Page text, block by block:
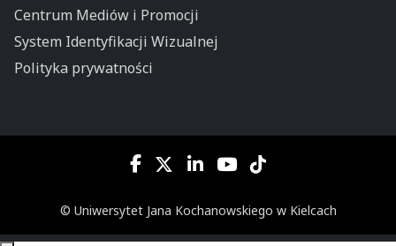
Centrum Mediów i Promocji
System Identyfikacji Wizualnej
Polityka prywatności
© Uniwersytet Jana Kochanowskiego w Kielcach